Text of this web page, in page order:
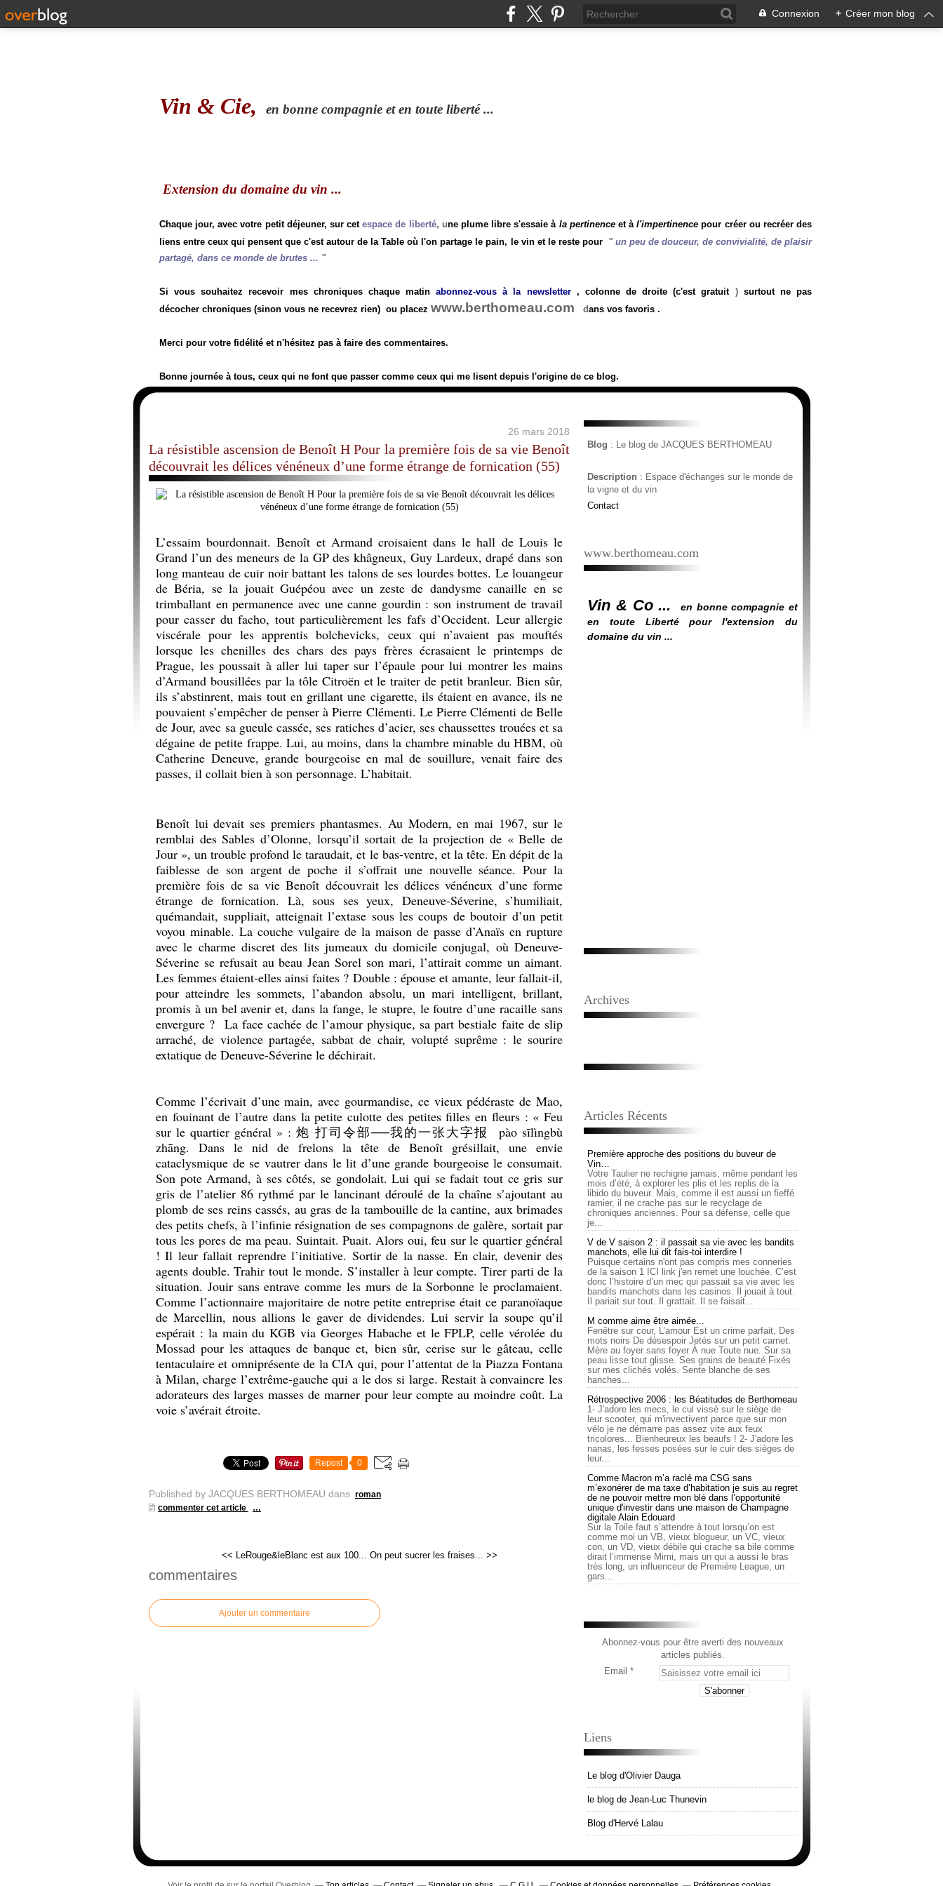
Connexion + Créer mon blog
Vin & Cie, en bonne compagnie et en toute liberté ...
Extension du domaine du vin ...
Chaque jour, avec votre petit déjeuner, sur cetespace de liberté, une plume libre s'essaie à la pertinenceet àl'impertinence pour créer ou recréer des
liens entre ceux qui pensent que c'est autour de la Table où l'on partage le pain, le vin et le reste pour "un peu de douceur, de convivialité, de plaisir
partagé, dans ce monde de brutes ... "
Si vous souhaitez recevoir mes chroniques chaque matinabonnez-vous à la newsletter, colonne de droite (c'est gratuit) surtout ne pas
décocher chroniques (sinon vous ne recevrez rien) ou placez www.berthomeau.com dans vos favoris .
Merci pour votre fidélité et n'hésitez pas à faire des commentaires.
Bonne journée à tous, ceux qui ne font que passer comme ceux qui me lisent depuis l'origine de ce blog.
26 mars 2018
La résistible ascension de Benoît H Pour la première fois de sa vie Benoît
découvrait les délices vénéneux d’une forme étrange de fornication (55)
L’essaim bourdonnait. Benoît et Armand croisaient dans le hall de Louis le
Grand l’un des meneurs de la GP des khâgneux, Guy Lardeux, drapé dans son
long manteau de cuir noir battant les talons de ses lourdes bottes. Le louangeur
de Béria, se la jouait Guépéou avec un zeste de dandysme canaille en se
trimballant en permanence avec une canne gourdin : son instrument de travail
pour casser du facho, tout particulièrement les fafs d’Occident. Leur allergie
viscérale pour les apprentis bolchevicks, ceux qui n’avaient pas mouftés
lorsque les chenilles des chars des pays frères écrasaient le printemps de
Prague, les poussait à aller lui taper sur l’épaule pour lui montrer les mains
d’Armand bousillées par la tôle Citroën et le traiter de petit branleur. Bien sûr,
ils s’abstinrent, mais tout en grillant une cigarette, ils étaient en avance, ils ne
pouvaient s’empêcher de penser à Pierre Clémenti. Le Pierre Clémenti de Belle
de Jour, avec sa gueule cassée, ses ratiches d’acier, ses chaussettes trouées et sa
dégaine de petite frappe. Lui, au moins, dans la chambre minable du HBM, où
Catherine Deneuve, grande bourgeoise en mal de souillure, venait faire des
passes, il collait bien à son personnage. L’habitait.
Benoît lui devait ses premiers phantasmes. Au Modern, en mai 1967, sur le
remblai des Sables d’Olonne, lorsqu’il sortait de la projection de « Belle de
Jour », un trouble profond le taraudait, et le bas-ventre, et la tête. En dépit de la
faiblesse de son argent de poche il s’offrait une nouvelle séance. Pour la
première fois de sa vie Benoît découvrait les délices vénéneux d’une forme
étrange de fornication. Là, sous ses yeux, Deneuve-Séverine, s’humiliait,
quémandait, suppliait, atteignait l’extase sous les coups de boutoir d’un petit
voyou minable. La couche vulgaire de la maison de passe d’Anaïs en rupture
avec le charme discret des lits jumeaux du domicile conjugal, où Deneuve-
Séverine se refusait au beau Jean Sorel son mari, l’attirait comme un aimant.
Les femmes étaient-elles ainsi faites ? Double : épouse et amante, leur fallait-il,
pour atteindre les sommets, l’abandon absolu, un mari intelligent, brillant,
promis à un bel avenir et, dans la fange, le stupre, le foutre d’une racaille sans
envergure ? La face cachée de l’amour physique, sa part bestiale faite de slip
arraché, de violence partagée, sabbat de chair, volupté suprême : le sourire
extatique de Deneuve-Séverine le déchirait.
Comme l’écrivait d’une main, avec gourmandise, ce vieux pédéraste de Mao,
en fouinant de l’autre dans la petite culotte des petites filles en fleurs : « Feu
sur le quartier général » : 炮 打司令部──我的一张大字报
pào sīlìngbù
zhāng. Dans le nid de frelons la tête de Benoît grésillait, une envie
cataclysmique de se vautrer dans le lit d’une grande bourgeoise le consumait.
Son pote Armand, à ses côtés, se gondolait. Lui qui se fadait tout ce gris sur
gris de l’atelier 86 rythmé par le lancinant déroulé de la chaîne s’ajoutant au
plomb de ses reins cassés, au gras de la tambouille de la cantine, aux brimades
des petits chefs, à l’infinie résignation de ses compagnons de galère, sortait par
tous les pores de ma peau. Suintait. Puait. Alors oui, feu sur le quartier général
! Il leur fallait reprendre l’initiative. Sortir de la nasse. En clair, devenir des
agents double. Trahir tout le monde. S’installer à leur compte. Tirer parti de la
situation. Jouir sans entrave comme les murs de la Sorbonne le proclamaient.
Comme l’actionnaire majoritaire de notre petite entreprise était ce paranoïaque
de Marcellin, nous allions le gaver de dividendes. Lui servir la soupe qu’il
espérait : la main du KGB via Georges Habache et le FPLP, celle vérolée du
Mossad pour les attaques de banque et, bien sûr, cerise sur le gâteau, celle
tentaculaire et omniprésente de la CIA qui, pour l’attentat de la Piazza Fontana
à Milan, charge l’extrême-gauche qui a le dos si large. Restait à convaincre les
adorateurs des larges masses de marner pour leur compte au moindre coût. La
voie s’avérait étroite.
Repost 0
Published by JACQUES BERTHOMEAU dans roman
commenter cet article
…
<< LeRouge&leBlanc est aux 100... On peut sucrer les fraises... >>
commentaires
Ajouter un commentaire
Blog : Le blog de JACQUES BERTHOMEAU
Description : Espace d'échanges sur le monde de
la vigne et du vin
Contact
www.berthomeau.com
Vin & Co ...
en bonne compagnie et
en toute Liberté pour l'extension du
domaine du vin ...
Archives
Articles Récents
Première approche des positions du buveur de
Vin…
Votre Taulier ne rechigne jamais, même pendant les
mois d’été, à explorer les plis et les replis de la
libido du buveur. Mais, comme il est aussi un fieffé
ramier, il ne crache pas sur le recyclage de
chroniques anciennes. Pour sa défense, celle que
je...
V de V saison 2 : il passait sa vie avec les bandits
manchots, elle lui dit fais-toi interdire !
Puisque certains n'ont pas compris mes conneries
de la saison 1 ICI link j'en remet une louchée. C’est
donc l’histoire d’un mec qui passait sa vie avec les
bandits manchots dans les casinos. Il jouait à tout.
Il pariait sur tout. Il grattait. Il se faisait...
M comme aime être aimée...
Fenêtre sur cour, L’amour Est un crime parfait, Des
mots noirs De désespoir Jetés sur un petit carnet.
Mère au foyer sans foyer À nue Toute nue. Sur sa
peau lisse tout glisse. Ses grains de beauté Fixés
sur mes clichés volés. Sente blanche de ses
hanches...
Rétrospective 2006 : les Béatitudes de Berthomeau
1- J'adore les mecs, le cul vissé sur le siège de
leur scooter, qui m'invectivent parce que sur mon
vélo je ne démarre pas assez vite aux feux
tricolores... Bienheureux les beaufs ! 2- J'adore les
nanas, les fesses posées sur le cuir des sièges de
leur...
Comme Macron m’a raclé ma CSG sans
m’exonérer de ma taxe d’habitation je suis au regret
de ne pouvoir mettre mon blé dans l’opportunité
unique d'investir dans une maison de Champagne
digitale Alain Edouard
Sur la Toile faut s’attendre à tout lorsqu’on est
comme moi un VB, vieux blogueur, un VC, vieux
con, un VD, vieux débile qui crache sa bile comme
dirait l’immense Mimi, mais un qui a aussi le bras
très long, un influenceur de Première League, un
gars...
Abonnez-vous pour être averti des nouveaux
articles publiés.
Email
Liens
Le blog d'Olivier Dauga
le blog de Jean-Luc Thunevin
Blog d'Hervé Lalau